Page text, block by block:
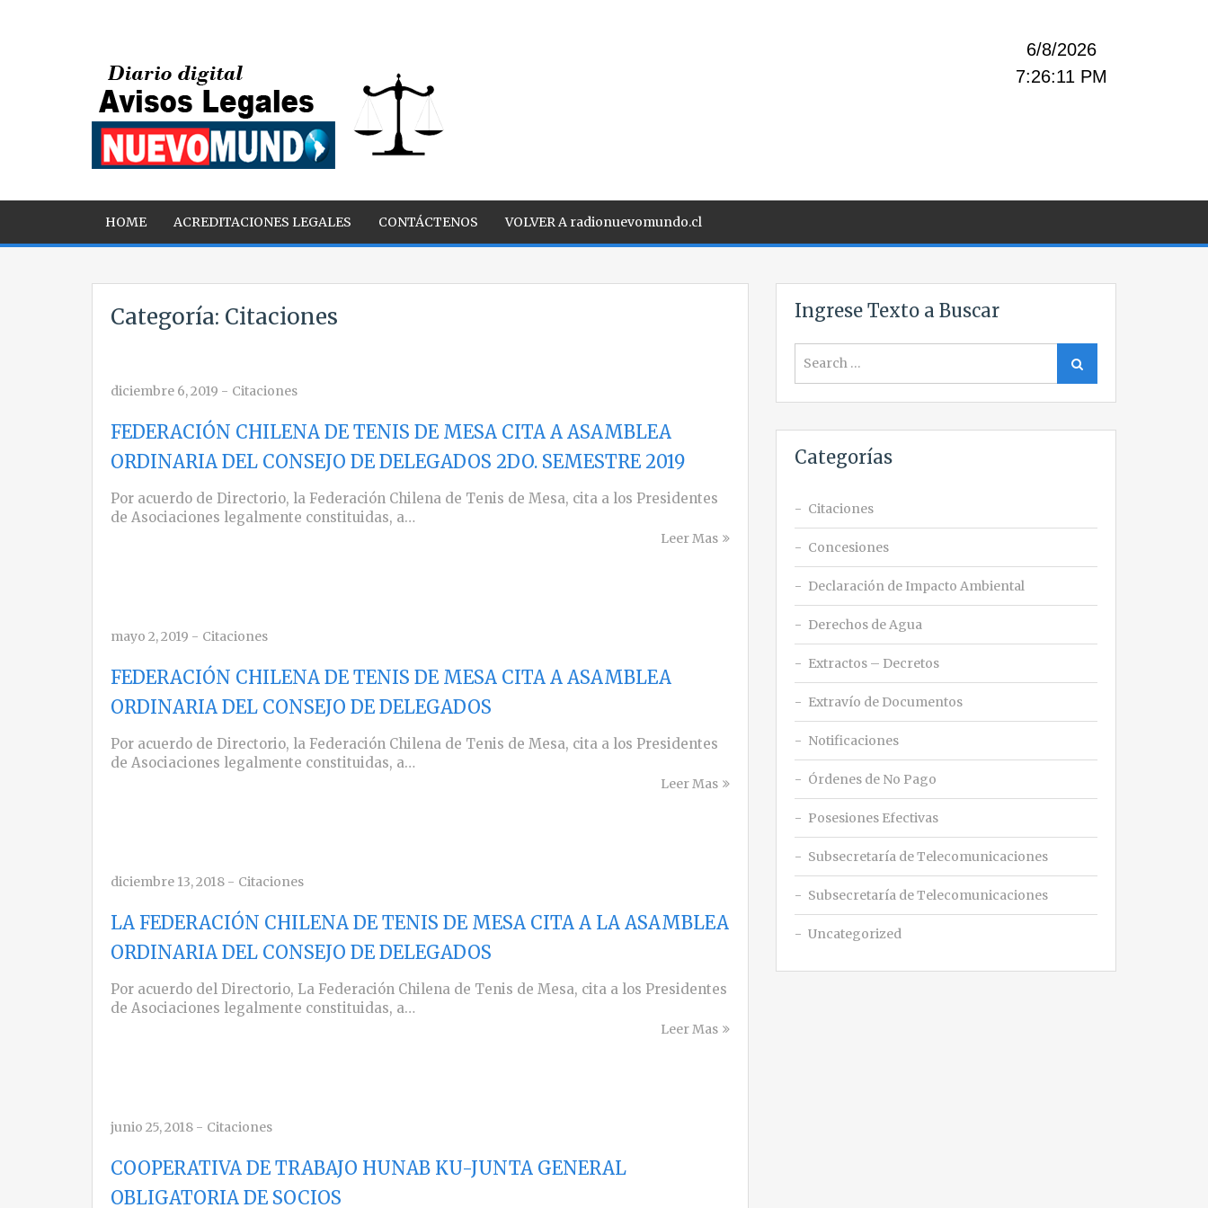
6/8/2026
7:26:11 PM
HOME ACREDITACIONES LEGALES CONTÁCTENOS VOLVER A radionuevomundo.cl
Categoría: Citaciones
diciembre 6, 2019 - Citaciones
FEDERACIÓN CHILENA DE TENIS DE MESA CITA A ASAMBLEA
ORDINARIA DEL CONSEJO DE DELEGADOS 2DO. SEMESTRE 2019
Por acuerdo de Directorio, la Federación Chilena de Tenis de Mesa, cita a los Presidentes
de Asociaciones legalmente constituidas, a…
Leer Mas
mayo 2, 2019 - Citaciones
FEDERACIÓN CHILENA DE TENIS DE MESA CITA A ASAMBLEA
ORDINARIA DEL CONSEJO DE DELEGADOS
Por acuerdo de Directorio, la Federación Chilena de Tenis de Mesa, cita a los Presidentes
de Asociaciones legalmente constituidas, a…
Leer Mas
diciembre 13, 2018 - Citaciones
LA FEDERACIÓN CHILENA DE TENIS DE MESA CITA A LA ASAMBLEA
ORDINARIA DEL CONSEJO DE DELEGADOS
Por acuerdo del Directorio, La Federación Chilena de Tenis de Mesa, cita a los Presidentes
de Asociaciones legalmente constituidas, a…
Leer Mas
junio 25, 2018 - Citaciones
COOPERATIVA DE TRABAJO HUNAB KU-JUNTA GENERAL
OBLIGATORIA DE SOCIOS
Ingrese Texto a Buscar
for:
Search
Categorías
Citaciones
Concesiones
Declaración de Impacto Ambiental
Derechos de Agua
Extractos – Decretos
Extravío de Documentos
Notificaciones
Órdenes de No Pago
Posesiones Efectivas
Subsecretaría de Telecomunicaciones
Subsecretaría de Telecomunicaciones
Uncategorized